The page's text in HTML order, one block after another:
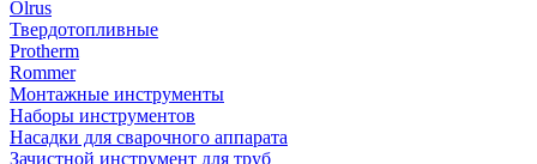
Olrus
Твердотопливные
Protherm
Rommer
Монтажные инструменты
Наборы инструментов
Насадки для сварочного аппарата
Зачистной инструмент для труб